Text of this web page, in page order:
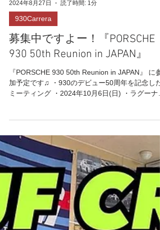
2024年8月27日
930Carrera
募集中ですよー！『PORSCHE
930 50th Reunion in JAPAN』
『PORSCHE 930 50th Reunion in JAPAN』 に参
・ギャラリーの方の来場も歓迎...